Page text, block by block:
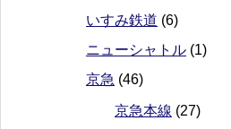
いすみ鉄道 (6)
ニューシャトル (1)
京急 (46)
京急本線 (27)